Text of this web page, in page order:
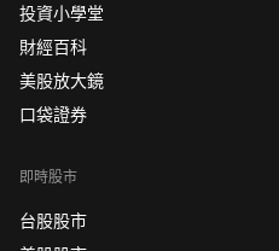
投資小學堂
財經百科
美股放大鏡
口袋證券
即時股市
台股股市